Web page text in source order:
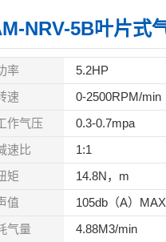
率
5.2HP
速
0-2500RPM/min
作气压
0.3-0.7mpa
速比
1:1
矩
14.8N，m
值
105db（A）MAX
气量
4.88M3/min